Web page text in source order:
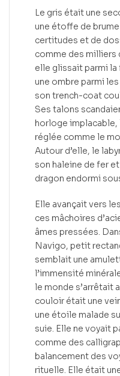
Le gris était une
une étoffe de
certitudes et de
comme des milliers
elle glissait parmi
une ombre parmi
son trench-coat
Ses talons
horloge implacable,
réglée comme le
Autour d’elle, le
son haleine de fer
dragon endormi
Elle avançait vers
ces mâchoires
âmes pressées.
Navigo, petit
semblait une
l’immensité
le monde s’arrêtait
couloir était une
une étoile malade
suie. Elle ne voyait
comme des
balancement des
rituelle. Elle était